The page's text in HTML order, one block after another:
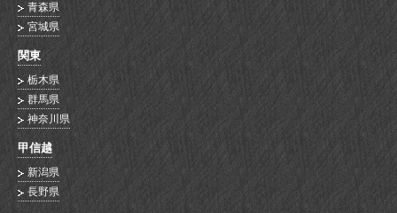
青森県
宮城県
関東
栃木県
群馬県
神奈川県
甲信越
新潟県
長野県